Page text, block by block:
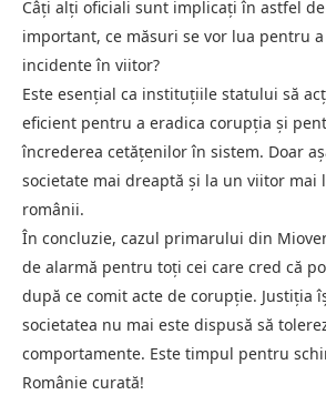
Câți alți oficiali sunt implicați în astfel de
important, ce măsuri se vor lua pentru
incidente în viitor?
Este esențial ca instituțiile statului să
eficient pentru a eradica corupția și
încrederea cetățenilor în sistem. Doar
societate mai dreaptă și la un viitor
românii.
În concluzie, cazul primarului din
de alarmă pentru toți cei care cred că
după ce comit acte de corupție. Justiția
societatea nu mai este dispusă să
comportamente. Este timpul pentru
Românie curată!